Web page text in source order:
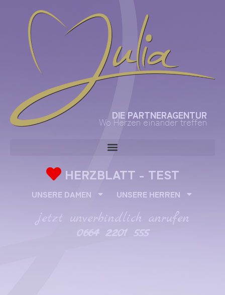
Wo Herzen einander treffen
DIE PARTNERAGENTUR
HERZBLATT - TEST
UNSERE DAMEN UNSERE HERREN
jetzt unverbindlich anrufen
0664 2201 555